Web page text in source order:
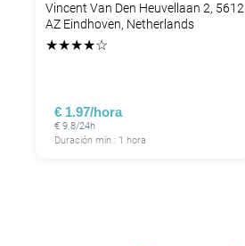
Vincent Van Den Heuvellaan 2, 5612
AZ Eindhoven, Netherlands
★★★★☆
€ 1.97/hora
€ 9.8/24h
Duración mín.: 1 hora